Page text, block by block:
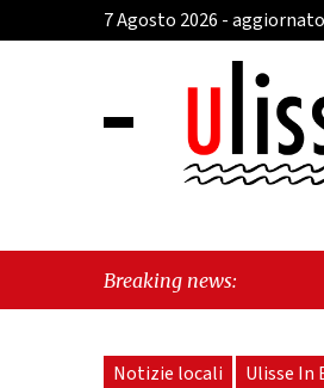
7 Agosto 2026 -
Breaking news:
Notizie locali Ulisse In